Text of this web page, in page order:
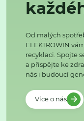
Od malých
ELEKTROWIN
recyklaci. Spojte
a přispějte ke
nás i budoucí
Více o nás